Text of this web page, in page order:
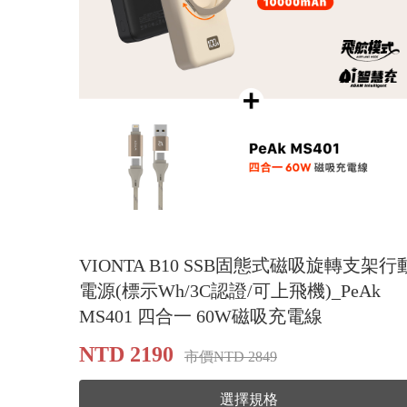
VIONTA B10 SSB固態式磁吸旋轉支架行
電源(標示Wh/3C認證/可上飛機)_PeAk
MS401 四合一 60W磁吸充電線
NTD 2190 市價NTD 2849
選擇規格